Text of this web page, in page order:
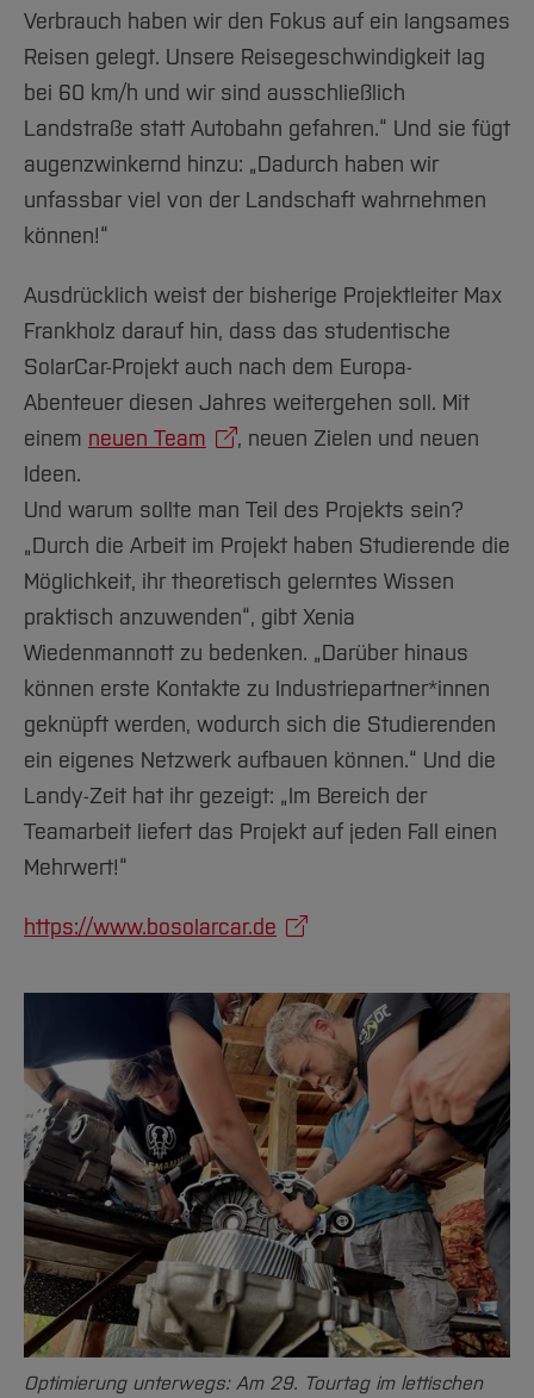
Verbrauch haben wir den Fokus auf ein langsames
Reisen gelegt. Unsere Reisegeschwindigkeit lag
bei 60 km/h und wir sind ausschließlich
Landstraße statt Autobahn gefahren.“ Und sie fügt
augenzwinkernd hinzu: „Dadurch haben wir
unfassbar viel von der Landschaft wahrnehmen
können!“
Ausdrücklich weist der bisherige Projektleiter Max
Frankholz darauf hin, dass das studentische
SolarCar-Projekt auch nach dem Europa-
Abenteuer diesen Jahres weitergehen soll. Mit
einem neuen Team
, neuen Zielen und neuen
Ideen.
Und warum sollte man Teil des Projekts sein?
„Durch die Arbeit im Projekt haben Studierende die
Möglichkeit, ihr theoretisch gelerntes Wissen
praktisch anzuwenden“, gibt Xenia
Wiedenmannott zu bedenken. „Darüber hinaus
können erste Kontakte zu Industriepartner*innen
geknüpft werden, wodurch sich die Studierenden
ein eigenes Netzwerk aufbauen können.“ Und die
Landy-Zeit hat ihr gezeigt: „Im Bereich der
Teamarbeit liefert das Projekt auf jeden Fall einen
Mehrwert!“
https://www.bosolarcar.de
Optimierung unterwegs: Am 29. Tourtag im lettischen